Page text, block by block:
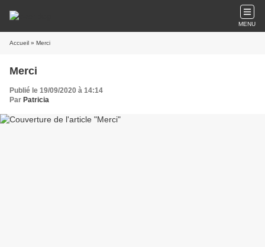
MENU
Accueil » Merci
Merci
Publié le 19/09/2020 à 14:14
Par Patricia